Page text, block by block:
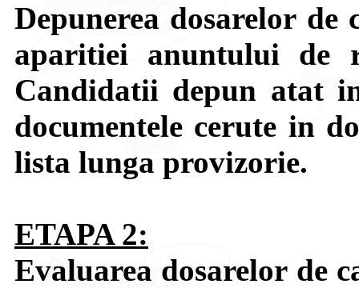
Depunerea dosarelor
aparitiei anuntului de
Candidatii depun atat
documentele cerute in
lista lunga provizorie.
ETAPA 2:
Evaluarea dosarelor de